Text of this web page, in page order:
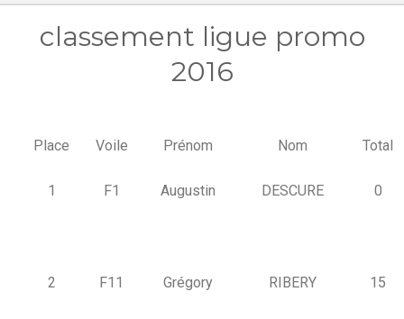
classement ligue promo
2016
Place Voile Prénom Nom Total
1 F1 Augustin DESCURE 0
2 F11 Grégory RIBERY 15